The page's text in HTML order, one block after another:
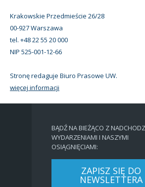
Krakowskie Przedmieście 26/28
00-927 Warszawa
tel. +48 22 55 20 000
NIP 525-001-12-66
Stronę redaguje Biuro Prasowe UW.
więcej informacji
BĄDŹ NA BIEŻĄCO Z
WYDARZENIAMI I NASZYMI
OSIĄGNIĘCIAMI:
ZAPISZ SIĘ DO
NEWSLETTERA